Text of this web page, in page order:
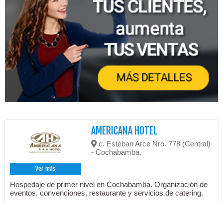
Ver más
AMERICANA HOTEL
c. Estéban Arce Nro. 778 (Central)
- Cochabamba,
Hospedaje de primer nivel en Cochabamba. Organización de
eventos, convenciones, restaurante y servicios de catering.